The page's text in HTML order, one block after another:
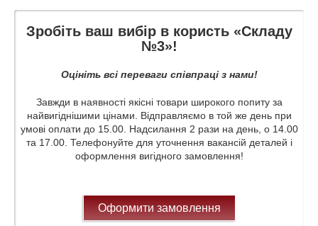
Зробіть ваш вибір в користь «Складу
№3»!
Оцініть всі переваги співпраці з нами!
Завжди в наявності якісні товари широкого попиту за
найвигіднішими цінами. Відправляємо в той же день при
умові оплати до 15.00. Надсилання 2 рази на день, о 14.00
та 17.00. Телефонуйте для уточнення вакансій деталей і
оформлення вигідного замовлення!
Оформити замовлення